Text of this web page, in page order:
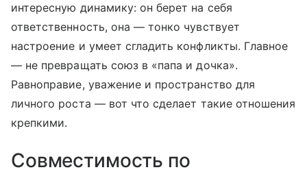
интересную динамику: он берет на себя
ответственность, она — тонко чувствует
настроение и умеет сгладить конфликты. Главное
— не превращать союз в «папа и дочка».
Равноправие, уважение и пространство для
личного роста — вот что сделает такие отношения
крепкими.
Совместимость по